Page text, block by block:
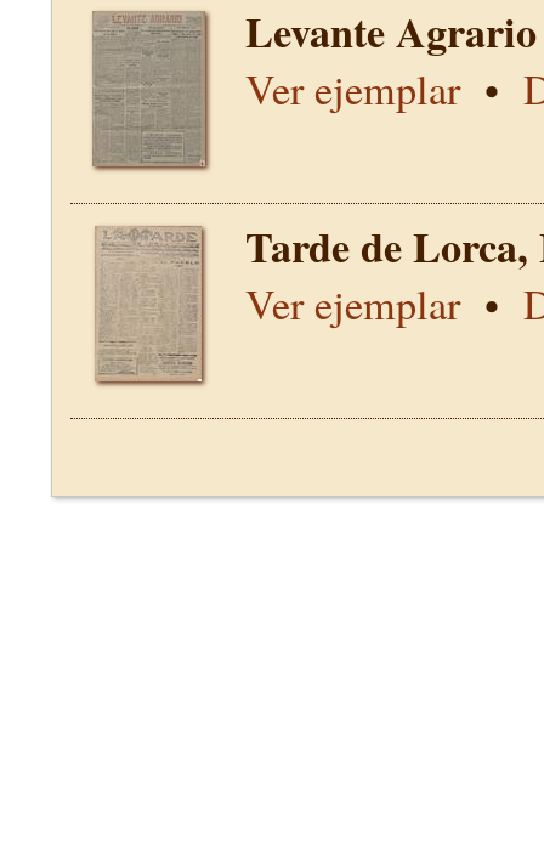
Levante
Ver ejemplar•
Tarde de
Ver ejemplar•